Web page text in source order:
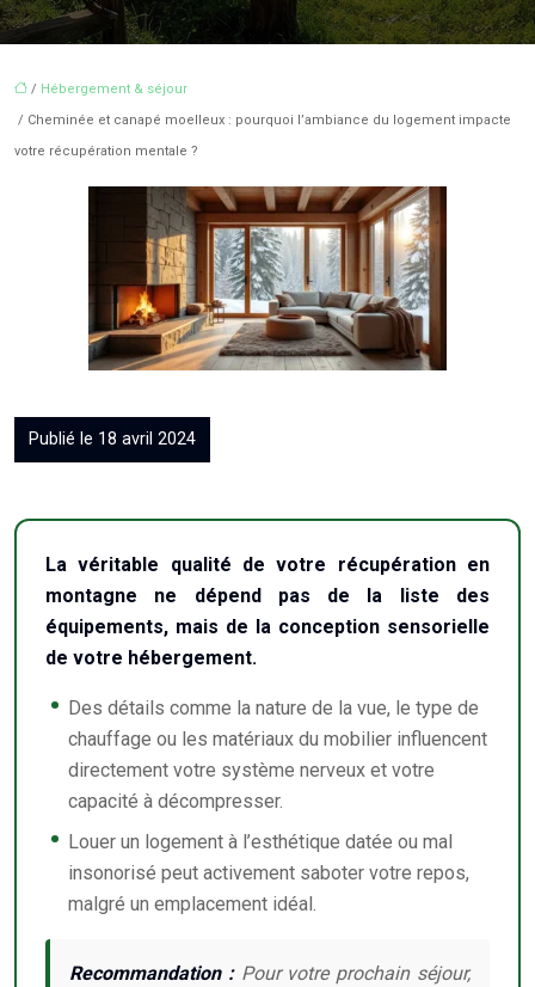
/ Hébergement & séjour
/ Cheminée et canapé moelleux : pourquoi l’ambiance du logement impacte
votre récupération mentale ?
Publié le 18 avril 2024
La véritable qualité de votre récupération en
montagne ne dépend pas de la liste des
équipements, mais de la conception sensorielle
de votre hébergement.
Des détails comme la nature de la vue, le type de
chauffage ou les matériaux du mobilier influencent
directement votre système nerveux et votre
capacité à décompresser.
Louer un logement à l’esthétique datée ou mal
insonorisé peut activement saboter votre repos,
malgré un emplacement idéal.
Recommandation :Pour votre prochain séjour,